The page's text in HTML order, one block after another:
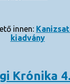
innen:
kiadvány
Krónika